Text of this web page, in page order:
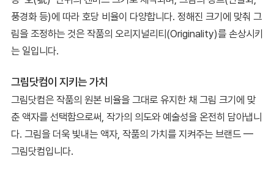
풍경화 등)에 따라 호당 비율이 다양합니다. 정해진 크기에 맞춰 그
림을 조정하는 것은 작품의 오리지널리티(Originality)를 손상시키
는 일입니다.
그림닷컴이 지키는 가치
그림닷컴은 작품의 원본 비율을 그대로 유지한 채 그림 크기에 맞
춘 액자를 선택함으로써, 작가의 의도와 예술성을 온전히 담아냅니
다. 그림을 더욱 빛내는 액자, 작품의 가치를 지켜주는 브랜드 —
그림닷컴입니다.